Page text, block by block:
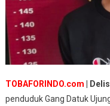
TOBAFORINDO.com |
penduduk Gang Datuk